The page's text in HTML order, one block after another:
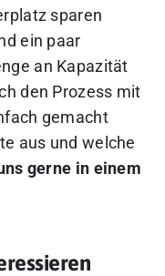
sparen
ein paar
an Kapazität
den Prozess mit
gemacht
aus und welche
gerne in einem